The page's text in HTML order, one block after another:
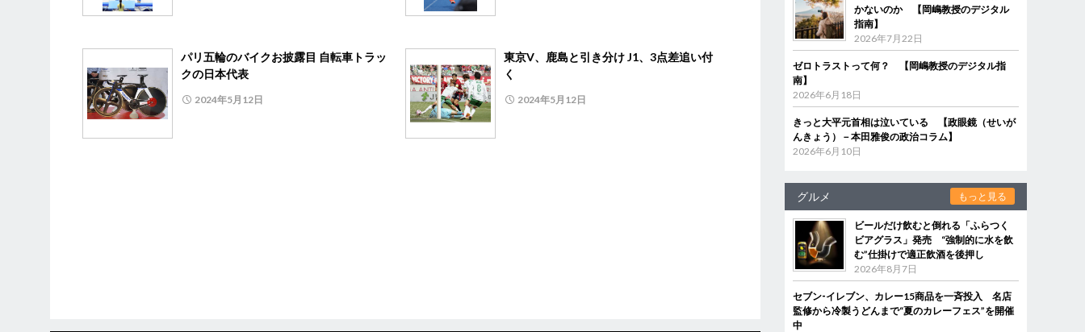
パリ五輪のバイクお披露目 自転車トラッ
クの日本代表
2024年5月12日
東京V、鹿島と引き分け J1、3点差追い付
く
2024年5月12日
かないのか 【岡嶋教授のデジタル
指南】
2026年7月22日
ゼロトラストって何？ 【岡嶋教授のデジタル指
南】
2026年6月18日
きっと大平元首相は泣いている 【政眼鏡（せいが
んきょう）－本田雅俊の政治コラム】
2026年6月10日
グルメ もっと見る
ビールだけ飲むと倒れる「ふらつく
ビアグラス」発売 “強制的に水を飲
む”仕掛けで適正飲酒を後押し
2026年8月7日
セブン‐イレブン、カレー15商品を一斉投入 名店
監修から冷製うどんまで“夏のカレーフェス”を開催
中